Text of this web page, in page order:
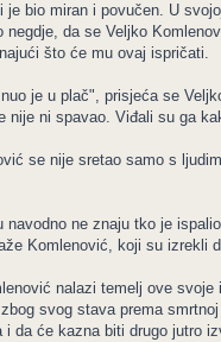
je bio miran i povučen. U
da se Veljko
što će mu ovaj ispričati.
je u plač", prisjeća se
ni spavao. Viđali su ga
se nije sretao samo s
navodno ne znaju tko je
Komlenović, koji su izrekli
nalazi temelj ove
svog stava prema
i da će kazna biti drugo jutro